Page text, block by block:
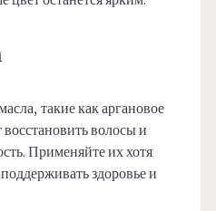
такие как аргановое
волосы и
Применяйте их хотя
здоровье и